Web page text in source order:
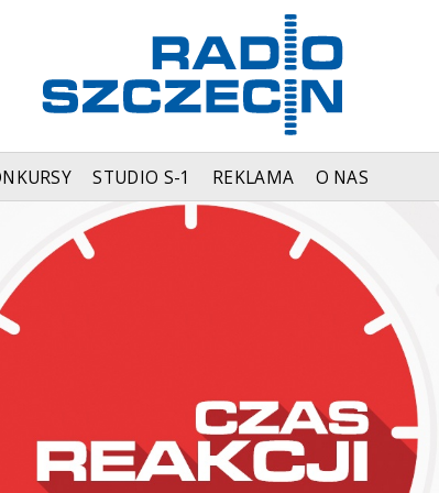
STUDIO S-1 REKLAMA O NAS